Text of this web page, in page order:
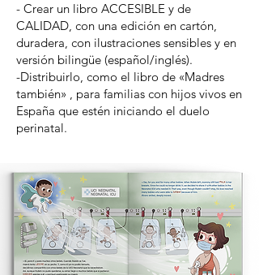
- Crear un libro ACCESIBLE y de
CALIDAD, con una edición en cartón,
duradera, con ilustraciones sensibles y en
versión bilingüe (español/inglés).
-Distribuirlo, como el libro de «Madres
también» , para familias con hijos vivos en
España que estén iniciando el duelo
perinatal.